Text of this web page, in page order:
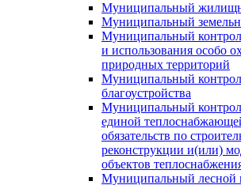
Муниципальный
Муниципальный
Муниципальный
и использования особо
природных территорий
Муниципальный
благоустройства
Муниципальный
единой
обязательств по
реконструкции и(или)
объектов
Муниципальный лесной